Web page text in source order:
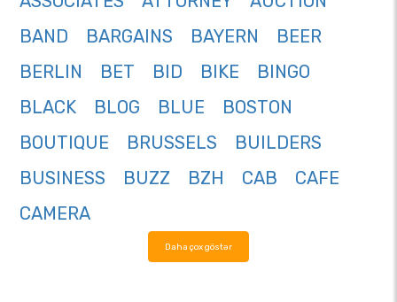
BAND
BARGAINS BAYERN
BEER
BERLIN
BET BID BIKE
BINGO
BLACK
BLOG BLUE
BOSTON
BOUTIQUE
BRUSSELS
BUILDERS
BUSINESS
BUZZ BZH CAB
CAFE
CAMERA
Daha çox göstər